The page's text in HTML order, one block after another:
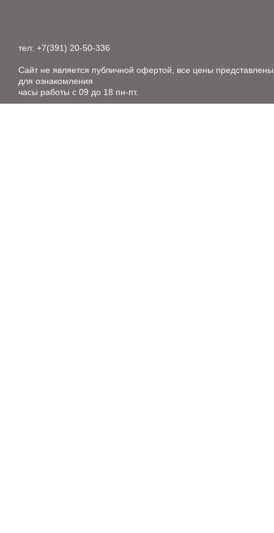
тел: +7(391) 20-50-336
Сайт не является публичной офертой, все цены представлены
для ознакомления
часы работы с 09 до 18 пн-пт.